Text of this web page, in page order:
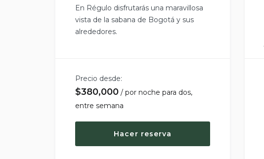
En Régulo disfrutarás una maravillosa
vista de la sabana de Bogotá y sus
alrededores.
Precio desde:
$380,000 por noche
Hacer reserva